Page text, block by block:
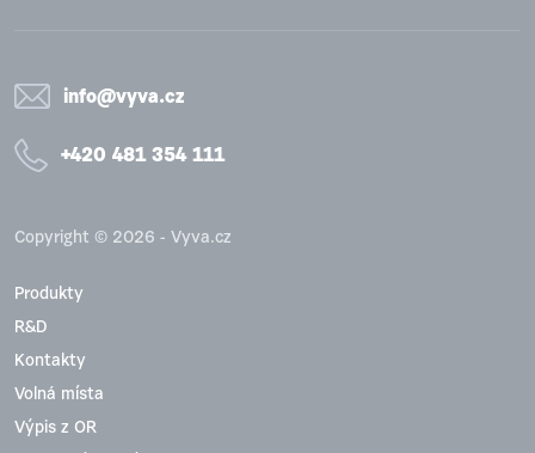
info@vyva.cz
+420 481 354 111
Copyright © 2026 - Vyva.cz
Produkty
R&D
Kontakty
Volná místa
Výpis z OR